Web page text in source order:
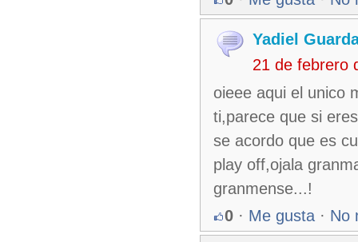
Yadiel
21 de febrero
oieee aqui el unico
ti,parece que si
se acordo que es
play off,ojala
granmense...!
0 · Me gusta · No